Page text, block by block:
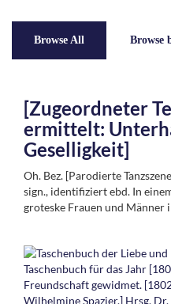
Browse All Browse
[Zugeordneter
ermittelt:
Geselligkeit]
Oh. Bez. [Parodierte
sign., identifiziert ebd. In
groteske Frauen und Männer